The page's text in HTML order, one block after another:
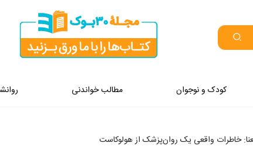
کودک و نوجوان مطالب خواندنی
خاطرات واقعی یک روان‌پزشک از هولوکاست